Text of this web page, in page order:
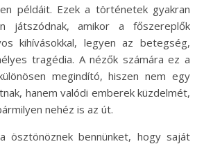
példáit. Ezek a történetek gyakran
játszódnak, amikor a főszereplők
kihívásokkal, legyen az betegség,
tragédia. A nézők számára ez a
megindító, hiszen nem egy
hanem valódi emberek küzdelmét,
nehéz is az út.
ösztönöznek bennünket, hogy saját